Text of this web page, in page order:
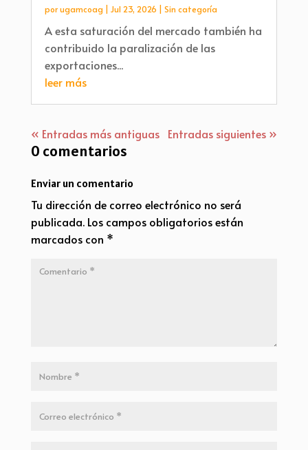
porugamcoag Jul 23, 2026 Sin categoría
A esta saturación del mercado también ha
contribuido la paralización de las
exportaciones...
leer más
« Entradas más antiguas Entradas siguientes »
0 comentarios
Enviar un comentario
Tu dirección de correo electrónico no será
publicada. Los campos obligatorios están
marcados con *